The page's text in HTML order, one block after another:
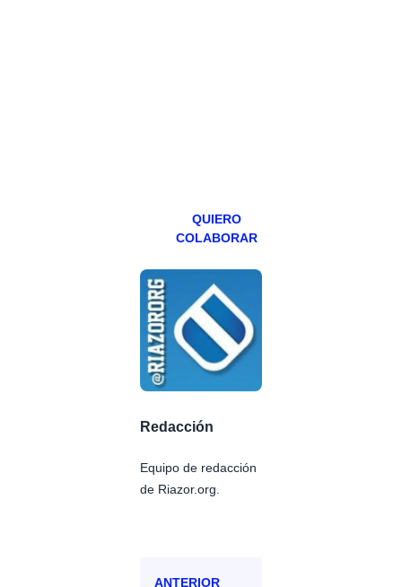
QUIERO
COLABORAR
Redacción
Equipo de redacción
de Riazor.org.
ANTERIOR